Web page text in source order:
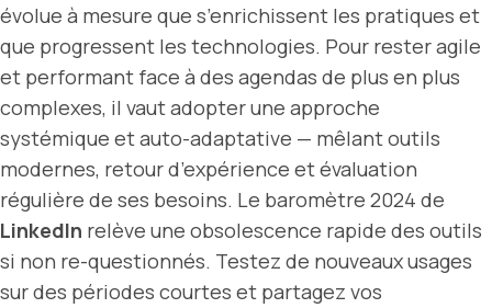
évolue à mesure que s’enrichissent les pratiques et
que progressent les technologies. Pour rester agile
et performant face à des agendas de plus en plus
complexes, il vaut adopter une approche
systémique et auto-adaptative — mêlant outils
modernes, retour d’expérience et évaluation
régulière de ses besoins. Le baromètre 2024 de
LinkedIn relève une obsolescence rapide des outils
si non re-questionnés. Testez de nouveaux usages
sur des périodes courtes et partagez vos